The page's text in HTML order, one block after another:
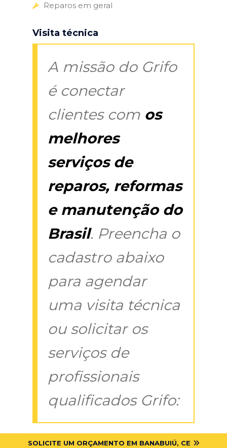
Reparos em geral
Visita técnica
A missão do Grifo
é conectar
clientes com os
melhores
serviços de
reparos, reformas
e manutenção do
Brasil. Preencha o
cadastro abaixo
para agendar
uma visita técnica
ou solicitar os
serviços de
profissionais
qualificados Grifo:
SOLICITE UM ORÇAMENTO EM BANABUIÚ, CE